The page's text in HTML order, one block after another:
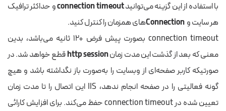
با استفاده از این گزینه می‌توانیدconnection timeoutو حداکثر ترافیک
هر سایت و Connectionهای همزمان را کنترل کنید.
connection timeout بصورت پیش فرض ۱۲۰ ثانیه می‌باشد، بدین
معنی که بعد از گذشت این مدت زمانhttp sessionقطع خواهد شد. در
صورتیکه کاربر صفحه‌ای از وبسایت را به‌صورت باز نگداشته باشد و هیچ
گونه فعالیتی را در صفحه انجام ندهد، IIS این اتصال را تا مدت زمان
تعیین شده در connection timeout حفظ می‌کند. برای افزایش کارائی